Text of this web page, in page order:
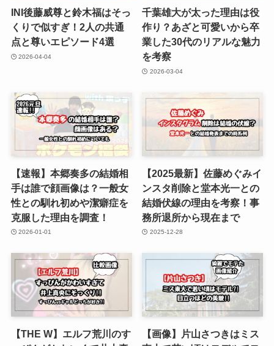
INI後藤威尊と鈴木福はそっ
くりで似すぎ！2人の共通
点と尊いエピソード4選
2026-04-04
千葉雄大が太った理由は役
作り？あざと可愛いから卒
業した30代のリアルな魅力
を考察
2026-03-04
【速報】本郷奏多の結婚相
手は誰で顔画像は？一般女
性との馴れ初めや潔癖症を
克服した理由を調査！
2026-01-01
【2025最新】佐藤めぐみイ
ンスタ削除と堂本光一との
結婚伏線の理由を考察！事
務所退所から現在まで
2025-12-28
【THE W】エルフ荒川のす
【画像】片山さつきはミス